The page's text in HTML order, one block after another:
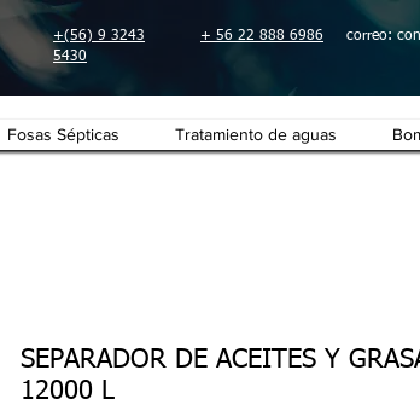
+(56) 9 3243
5430
+ 56 22 888 6986 correo:
Fosas Sépticas Tratamiento de aguas
SEPARADOR DE ACEITES Y
12000 L